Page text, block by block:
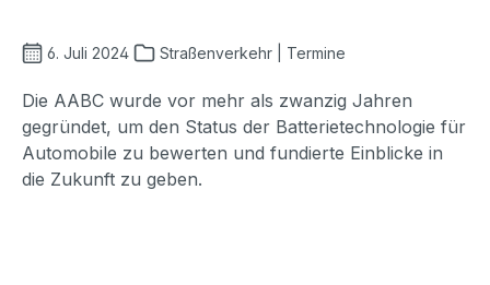
6. Juli 2024 Straßenverkehr | Termine
Die AABC wurde vor mehr als zwanzig Jahren
gegründet, um den Status der Batterietechnologie für
Automobile zu bewerten und fundierte Einblicke in
die Zukunft zu geben.